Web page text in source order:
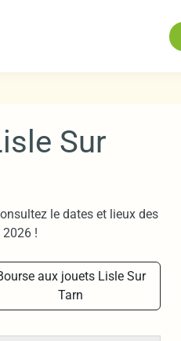
Sur
le dates et lieux des
!
aux jouets Lisle Sur
Tarn